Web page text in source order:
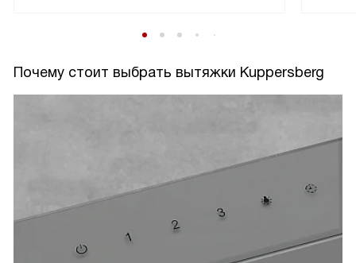
Почему стоит выбрать вытяжки Kuppersberg